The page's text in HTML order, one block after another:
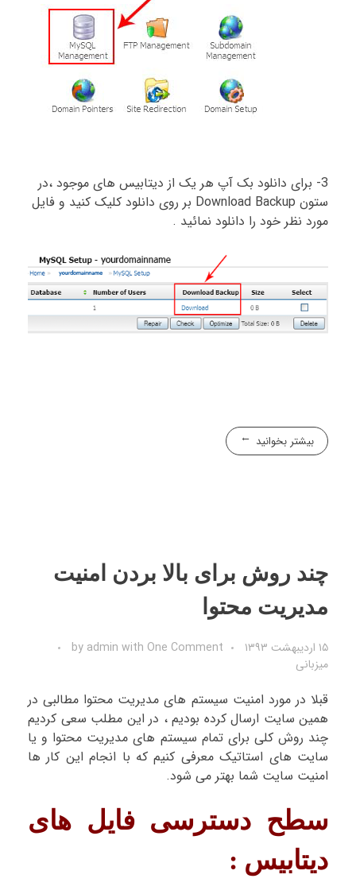
3- برای دانلود بک آپ هر یک از دیتابیس های موجود ،در
ستون Download Backup بر روی دانلود کلیک کنید و فایل
مورد نظر خود را دانلود نمائید .
بیشتر بخوانید
چند روش برای بالا بردن امنیت
مدیریت محتوا
۱۵ اردیبهشت ۱۳۹۳ by admin with One Comment
میزبانی
قبلا در مورد امنیت سیستم های مدیریت محتوا مطالبی در
همین سایت ارسال کرده بودیم ، در این مطلب سعی کردیم
چند روش کلی برای تمام سیستم های مدیریت محتوا و یا
سایت های استاتیک معرفی کنیم که با انجام این کار ها
امنیت سایت شما بهتر می شود.
سطح دسترسی فایل های
دیتابیس :